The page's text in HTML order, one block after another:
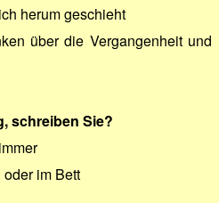
herum geschieht
über die Vergangenheit und
schreiben Sie?
im Bett